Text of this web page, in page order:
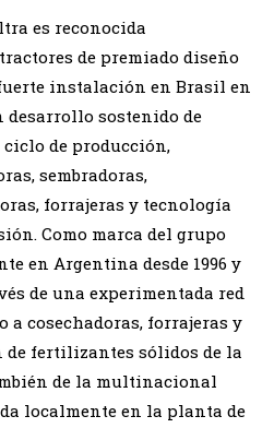
es reconocida
de premiado diseño
instalación en Brasil en
desarrollo sostenido de
de producción,
sembradoras,
forrajeras y tecnología
Como marca del grupo
en Argentina desde 1996 y
de una experimentada red
a cosechadoras, forrajeras y
fertilizantes sólidos de la
de la multinacional
localmente en la planta de